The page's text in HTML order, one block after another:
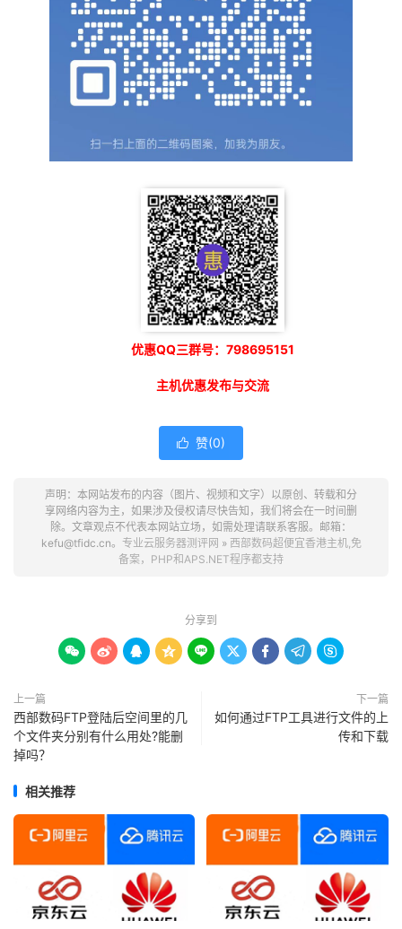
优惠QQ三群号：798695151
主机优惠发布与交流
 赞(0)
声明：本网站发布的内容（图片、视频和文字）以原创、转载和分
享网络内容为主，如果涉及侵权请尽快告知，我们将会在一时间删
除。文章观点不代表本网站立场，如需处理请联系客服。邮箱：
kefu@tfidc.cn。 专业云服务器测评网 » 西部数码超便宜香港主机,免
备案，PHP和APS.NET程序都支持
分享到
        
上一篇
西部数码FTP登陆后空间里的几
个文件夹分别有什么用处?能删
掉吗？
下一篇
如何通过FTP工具进行文件的上
传和下载
相关推荐